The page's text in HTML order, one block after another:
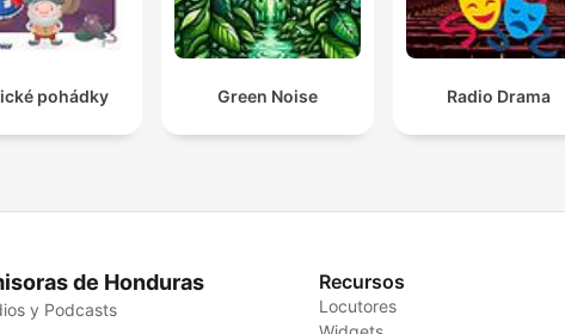
pohádky Green Noise Radio Drama
de Honduras
y Podcasts
Recursos
Locutores